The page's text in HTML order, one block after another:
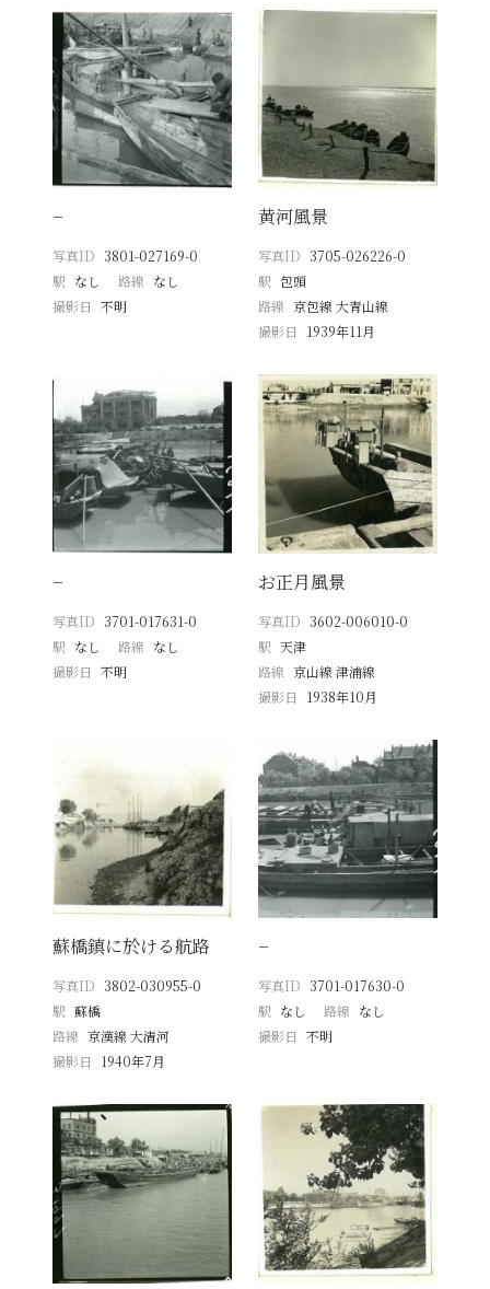
−
写真ID 3801-027169-0
駅 なし 路線 なし
撮影日
不明
黄河風景
写真ID 3705-026226-0
駅 包頭
路線 京包線 大青山線
撮影日
1939年11月
−
写真ID 3701-017631-0
駅 なし 路線 なし
撮影日
不明
お正月風景
写真ID 3602-006010-0
駅 天津
路線 京山線 津浦線
撮影日
1938年10月
蘇橋鎮に於ける航路
写真ID 3802-030955-0
駅 蘇橋
路線 京漢線 大清河
撮影日
1940年7月
−
写真ID 3701-017630-0
駅 なし 路線 なし
撮影日 不明